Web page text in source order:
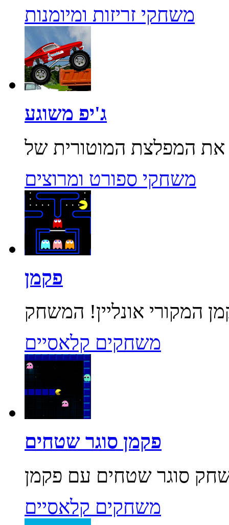
משחקי זריזות ומיומנות
ג'יפ משוגע
משחקי ספורט ומרוצים
פקמן
משחקים קלאסיים
פקמן סוגר שטחים
משחקים קלאסיים